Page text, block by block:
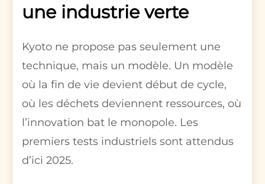
une industrie verte
Kyoto ne propose pas seulement une
technique, mais un modèle. Un modèle
où la fin de vie devient début de cycle,
où les déchets deviennent ressources, où
l’innovation bat le monopole. Les
premiers tests industriels sont attendus
d’ici 2025.